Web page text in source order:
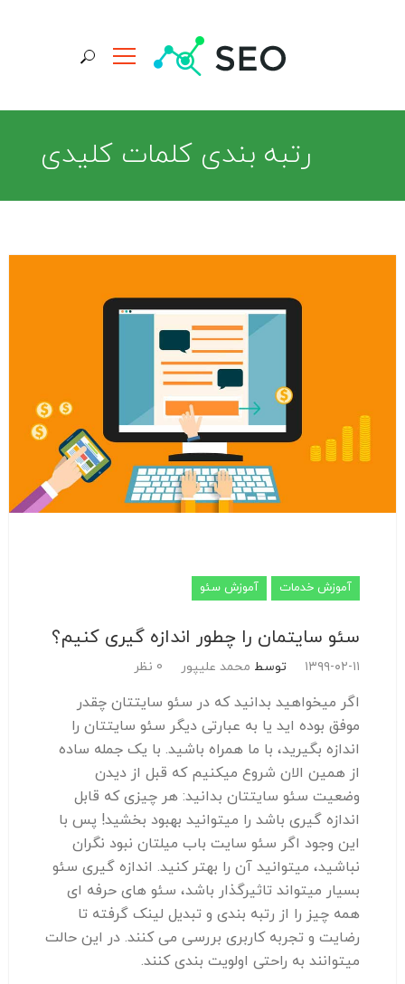
جستجو برای:
رتبه بندی کلمات کلیدی
آموزش خدمات آموزش سئو
سئو سایتمان را چطور اندازه گیری کنیم؟
۱۳۹۹-۰۲-۱۱ توسط محمد علیپور 0 نظر
اگر میخواهید بدانید که در سئو سایتتان چقدر
موفق بوده اید یا به عبارتی دیگر سئو سایتتان را
اندازه بگیرید، با ما همراه باشید. با یک جمله ساده
از همین الان شروع میکنیم که قبل از دیدن
وضعیت سئو سایتتان بدانید: هر چیزی که قابل
اندازه گیری باشد را میتوانید بهبود بخشید! پس با
این وجود اگر سئو سایت باب میلتان نبود نگران
نباشید، میتوانید آن را بهتر کنید. اندازه گیری سئو
بسیار میتواند تاثیرگذار باشد، سئو های حرفه ای
همه چیز را از رتبه بندی و تبدیل لینک گرفته تا
رضایت و تجربه کاربری بررسی می کنند. در این حالت
میتوانند به راحتی اولویت بندی کنند.